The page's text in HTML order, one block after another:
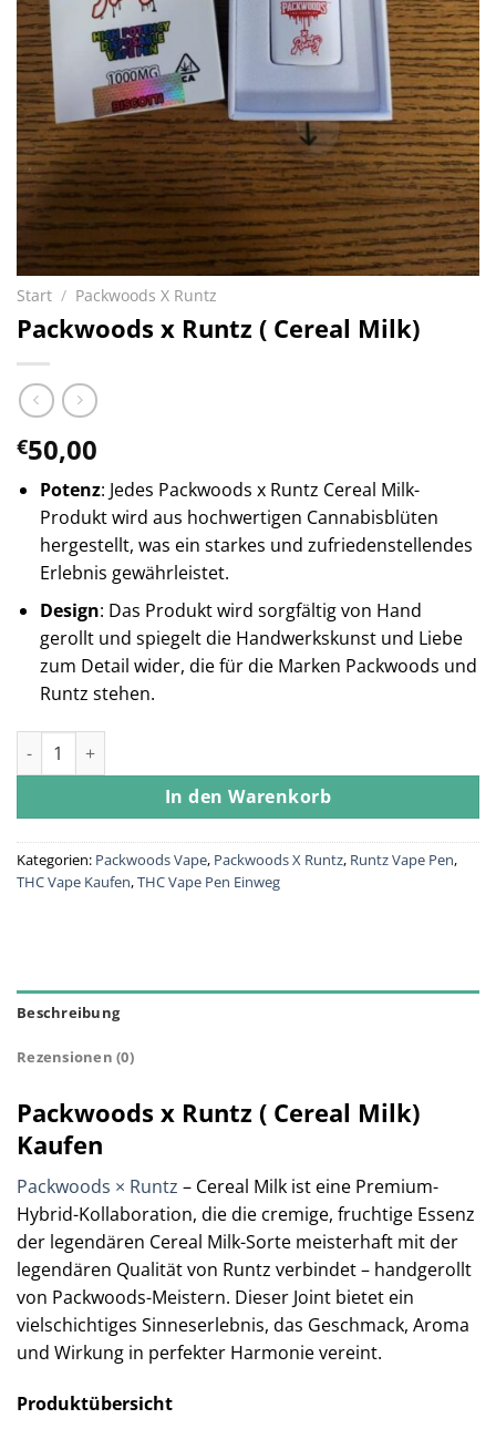
Start / Packwoods X Runtz
Packwoods x Runtz ( Cereal Milk)
€50,00
Potenz: Jedes Packwoods x Runtz Cereal Milk-
Produkt wird aus hochwertigen Cannabisblüten
hergestellt, was ein starkes und zufriedenstellendes
Erlebnis gewährleistet.
Design: Das Produkt wird sorgfältig von Hand
gerollt und spiegelt die Handwerkskunst und Liebe
zum Detail wider, die für die Marken Packwoods und
Runtz stehen.
Packwoods x Runtz ( Cereal Milk) Menge
In den Warenkorb
Kategorien: Packwoods Vape, Packwoods X Runtz, Runtz Vape Pen,
THC Vape Kaufen,THC Vape Pen Einweg
Beschreibung
Rezensionen (0)
Packwoods x Runtz ( Cereal Milk)
Kaufen
Packwoods × Runtz – Cereal Milk ist eine Premium-
Hybrid-Kollaboration, die die cremige, fruchtige Essenz
der legendären Cereal Milk-Sorte meisterhaft mit der
legendären Qualität von Runtz verbindet – handgerollt
von Packwoods-Meistern. Dieser Joint bietet ein
vielschichtiges Sinneserlebnis, das Geschmack, Aroma
und Wirkung in perfekter Harmonie vereint.
Produktübersicht